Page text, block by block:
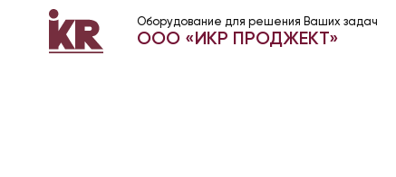
Оборудование для решения Ваших задач
ООО «ИКР ПРОДЖЕКТ»